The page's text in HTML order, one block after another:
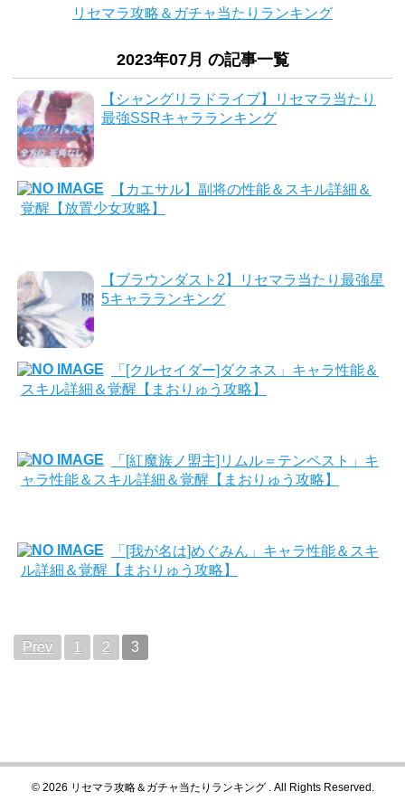
リセマラ攻略＆ガチャ当たりランキング
2023年07月 の記事一覧
【シャングリラドライブ】リセマラ当たり
最強SSRキャラランキング
【カエサル】副将の性能＆スキル詳細＆
覚醒【放置少女攻略】
【ブラウンダスト2】リセマラ当たり最強星
5キャラランキング
「[クルセイダー]ダクネス」キャラ性能＆
スキル詳細＆覚醒【まおりゅう攻略】
「[紅魔族ノ盟主]リムル＝テンペスト」キ
ャラ性能＆スキル詳細＆覚醒【まおりゅう攻略】
「[我が名は]めぐみん」キャラ性能＆スキ
ル詳細＆覚醒【まおりゅう攻略】
Prev 1 2 3
© 2026 リセマラ攻略＆ガチャ当たりランキング . All Rights Reserved.